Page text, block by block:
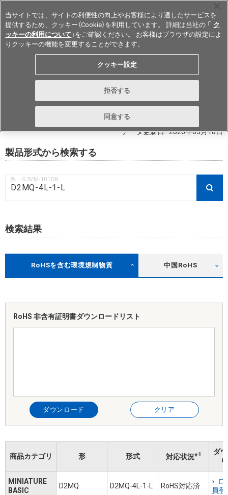
Japan
RoHS対応状況 / 非含有証明書ダウ
ンロード
データ更新日 : 2026年03月18日
製品形式から検索する
例：G3VM-101DR
検索結果
RoHSを含む環境規制物質 中国RoHS
RoHS 非含有証明書ダウンロードリスト
ダウンロード クリア
商品カテゴリ 形 形式 対応状況※1
ダ
MINIATURE
BASIC
D2MQ D2MQ-4L-1-L RoHS対応済
ロ
員登
当サイトでは、サイトの利便性の向上やお客様により適したサービスを
提供するため、クッキー（Cookie）を利用しています。 詳細は当社の 「 ク
ッキーの利用について 」をご確認ください。 お客様はブラウザの設定によ
りクッキーの機能を変更することができます。
クッキー設定
拒否する
同意する